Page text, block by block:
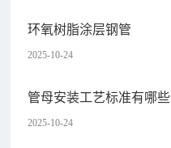
环氧树脂涂层钢管
2025-10-24
管母安装工艺标准有哪些
2025-10-24